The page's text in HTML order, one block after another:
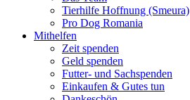
Tierhilfe Hoffnung (Smeura)
Pro Dog Romania
Mithelfen
Zeit spenden
Geld spenden
Futter- und Sachspenden
Einkaufen & Gutes tun